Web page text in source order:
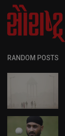
RANDOM POSTS